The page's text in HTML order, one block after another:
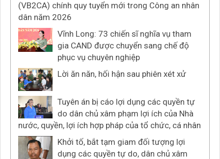
(VB2CA) chính quy tuyển mới trong Công an nhân
dân năm 2026
Vĩnh Long: 73 chiến sĩ nghĩa vụ tham
gia CAND được chuyển sang chế độ
phục vụ chuyên nghiệp
Lời ăn năn, hối hận sau phiên xét xử
Tuyên án bị cáo lợi dụng các quyền tự
do dân chủ xâm phạm lợi ích của Nhà
nước, quyền, lợi ích hợp pháp của tổ chức, cá nhân
Khởi tố, bắt tạm giam đối tượng lợi
dụng các quyền tự do, dân chủ xâm